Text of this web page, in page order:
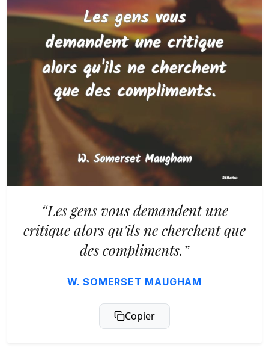
“Les gens vous demandent une
critique alors qu'ils ne cherchent que
des compliments.”
W. SOMERSET MAUGHAM
Copier